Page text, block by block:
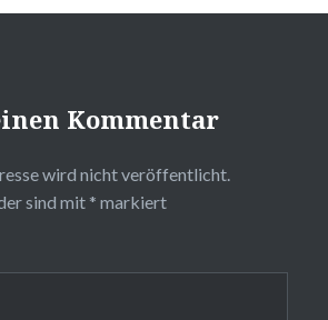
Kommentar
wird nicht veröffentlicht.
sind mit * markiert